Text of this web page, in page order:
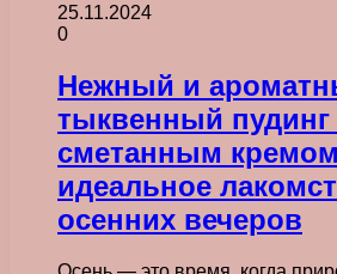
25.11.2024
0
Нежный и
тыквенный пудинг
сметанным
идеальное
осенних вечеров